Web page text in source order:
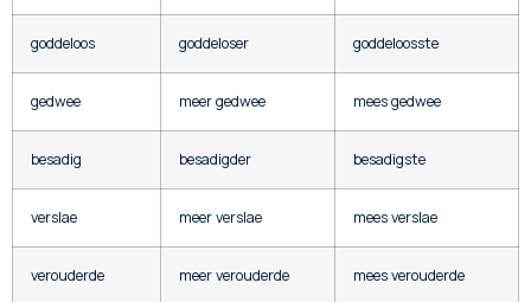
goddeloos goddeloser goddeloosste
gedwee meer gedwee mees gedwee
besadig besadigder besadigste
verslae meer verslae mees verslae
verouderde meer verouderde mees verouderde